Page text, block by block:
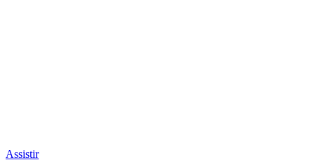
Assistir